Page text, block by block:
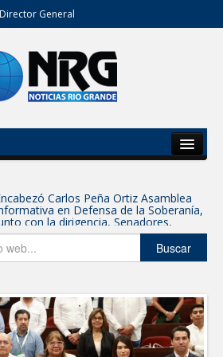
General
Del Estado
Secciones
Opinión
Carlos Peña Ortiz Asamblea
en Defensa de la Soberanía,
con la dirigencia, Senadores,
y Consejeros de MORENA
participa en Jornada
de Reforestación; se plantarán
SUMA GOBIERNO DE CARMEN LILIA
A JORNADA NACIONAL
REFORESTACIÓN
refrenda su fuerza morenista:
de 5 mil personas se suman a
Buscar